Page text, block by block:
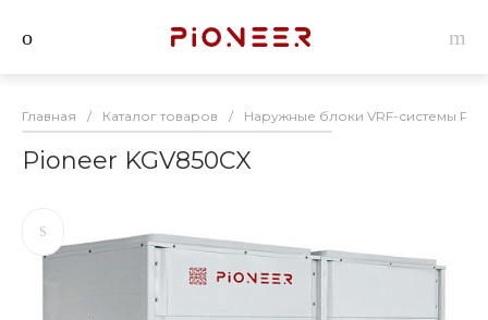
Главная / Каталог товаров / Наружные блоки VRF-системы
Pioneer KGV850CX